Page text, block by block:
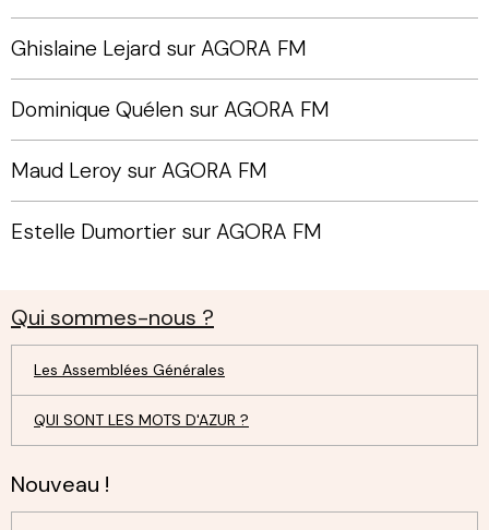
Ghislaine Lejard sur AGORA FM
Dominique Quélen sur AGORA FM
Maud Leroy sur AGORA FM
Estelle Dumortier sur AGORA FM
Qui sommes-nous ?
Les Assemblées Générales
QUI SONT LES MOTS D'AZUR ?
Nouveau !